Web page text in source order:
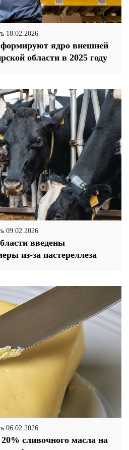
18.02.2026
ядро внешней
области в 2025 году
09.02.2026
введены
из-за пастереллеза
06.02.2026
сливочного масла на